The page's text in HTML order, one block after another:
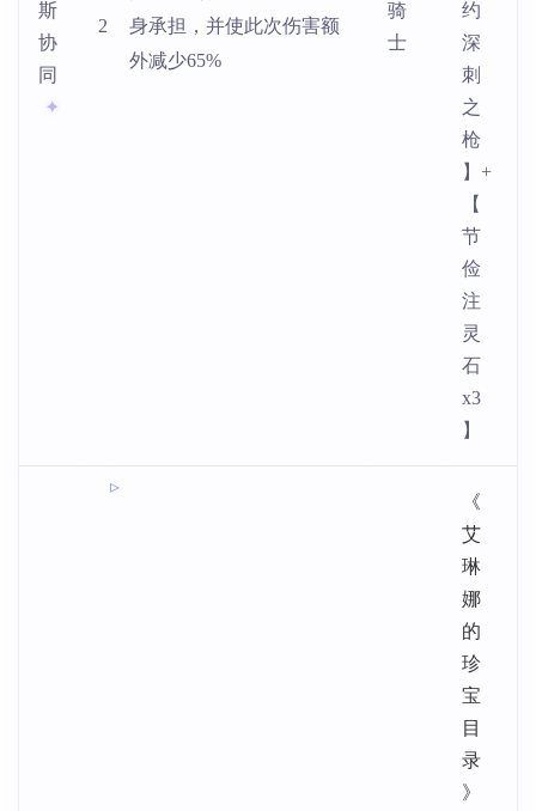
斯
协
同
2
身承担，并使此次伤害额
外减少65%
骑
士
约
深
刺
之
枪
】+
【
节
俭
注
灵
石
x3
】
《
艾
琳
娜
的
珍
宝
目
录
》